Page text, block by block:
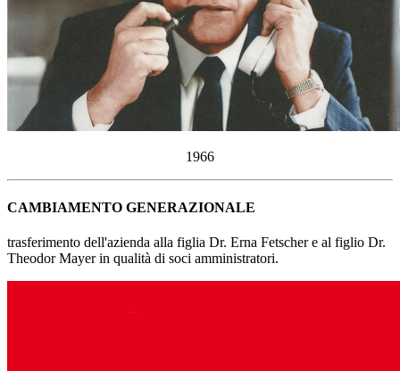
1966
CAMBIAMENTO GENERAZIONALE
trasferimento dell'azienda alla figlia Dr. Erna Fetscher e al figlio Dr.
Theodor Mayer in qualità di soci amministratori.